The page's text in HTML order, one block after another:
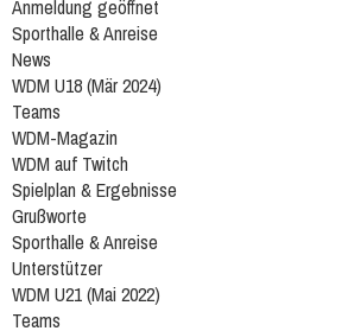
Anmeldung geöffnet
Sporthalle & Anreise
News
WDM U18 (Mär 2024)
Teams
WDM-Magazin
WDM auf Twitch
Spielplan & Ergebnisse
Grußworte
Sporthalle & Anreise
Unterstützer
WDM U21 (Mai 2022)
Teams